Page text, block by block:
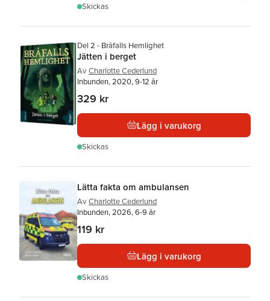
Skickas
Del 2 - Bråfalls Hemlighet
Jätten i berget
Av Charlotte Cederlund
Inbunden, 2020, 9-12 år
329 kr
Lägg i varukorg
Skickas
Lätta fakta om ambulansen
Av Charlotte Cederlund
Inbunden, 2026, 6-9 år
119 kr
Lägg i varukorg
Skickas